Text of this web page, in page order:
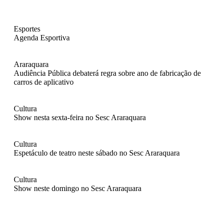
Esportes
Agenda Esportiva
Araraquara
Audiência Pública debaterá regra sobre ano de fabricação de
carros de aplicativo
Cultura
Show nesta sexta-feira no Sesc Araraquara
Cultura
Espetáculo de teatro neste sábado no Sesc Araraquara
Cultura
Show neste domingo no Sesc Araraquara